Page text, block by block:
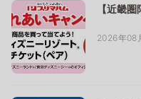
【近畿
2026年08